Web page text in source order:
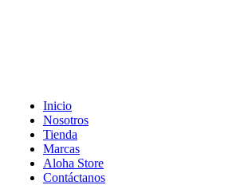
Inicio
Nosotros
Tienda
Marcas
Aloha Store
Contáctanos